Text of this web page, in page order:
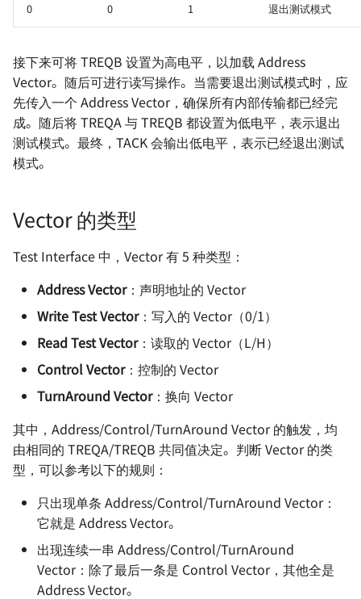
0 0 1 退出测试模式
接下来可将 TREQB 设置为高电平，以加载 Address
Vector。随后可进行读写操作。当需要退出测试模式时，应
先传入一个 Address Vector，确保所有内部传输都已经完
成。随后将 TREQA 与 TREQB 都设置为低电平，表示退出
测试模式。最终，TACK 会输出低电平，表示已经退出测试
模式。
Vector 的类型
Test Interface 中，Vector 有 5 种类型：
Address Vector：声明地址的 Vector
Write Test Vector：写入的 Vector（0/1）
Read Test Vector：读取的 Vector（L/H）
Control Vector：控制的 Vector
TurnAround Vector：换向 Vector
其中，Address/Control/TurnAround Vector 的触发，均
由相同的 TREQA/TREQB 共同值决定。判断 Vector 的类
型，可以参考以下的规则：
只出现单条 Address/Control/TurnAround Vector：
它就是 Address Vector。
出现连续一串 Address/Control/TurnAround
Vector：除了最后一条是 Control Vector，其他全是
Address Vector。